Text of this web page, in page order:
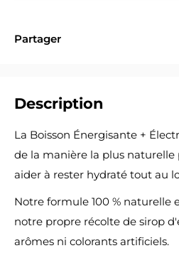
Partager
Description
La Boisson Énergisante +
de la manière la plus naturelle
aider à rester hydraté tout au
Notre formule 100 % naturelle
notre propre récolte de sirop
arômes ni colorants artificiels.